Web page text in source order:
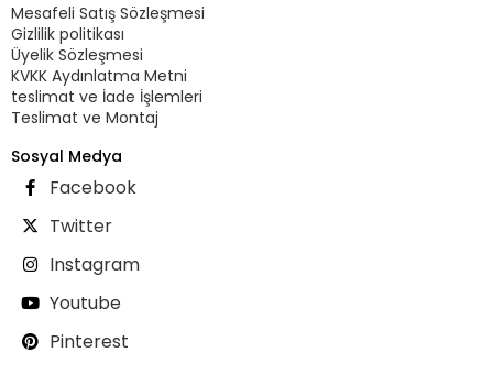
Mesafeli Satış Sözleşmesi
Gizlilik politikası
Üyelik Sözleşmesi
KVKK Aydınlatma Metni
teslimat ve İade İşlemleri
Teslimat ve Montaj
Sosyal Medya
Facebook
Twitter
Instagram
Youtube
Pinterest